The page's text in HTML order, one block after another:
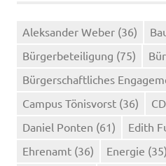
Aleksander Weber (36)
Bürgerbeteiligung (75)
Bürgerschaftliches
Campus Tönisvorst (36)
Daniel Ponten (61) Edith
Ehrenamt (36) Energie (35)